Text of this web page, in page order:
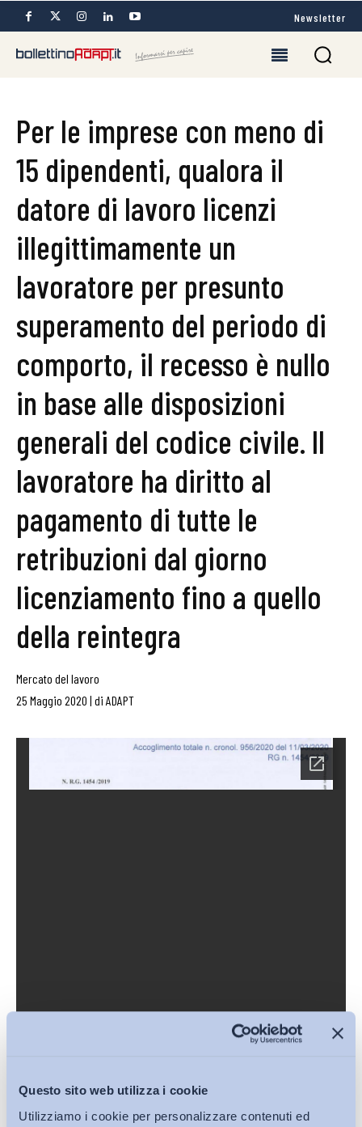
Questo sito web utilizza i cookie
Utilizziamo i cookie per personalizzare contenuti ed
Newsletter
Per le imprese con meno di
15 dipendenti, qualora il
datore di lavoro licenzi
illegittimamente un
lavoratore per presunto
superamento del periodo di
comporto, il recesso è nullo
in base alle disposizioni
generali del codice civile. Il
lavoratore ha diritto al
pagamento di tutte le
retribuzioni dal giorno
licenziamento fino a quello
della reintegra
Mercato del lavoro
25 Maggio 2020 | di ADAPT